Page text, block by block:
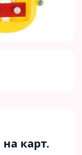
карт.